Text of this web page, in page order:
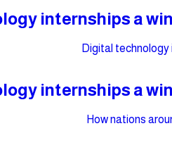
internships a
internships a